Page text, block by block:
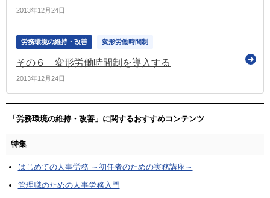
2013年12月24日
労務環境の維持・改善 変形労働時間制
その６ 変形労働時間制を導入する
2013年12月24日
「労務環境の維持・改善」に関するおすすめコンテンツ
特集
はじめての人事労務 ～初任者のための実務講座～
管理職のための人事労務入門